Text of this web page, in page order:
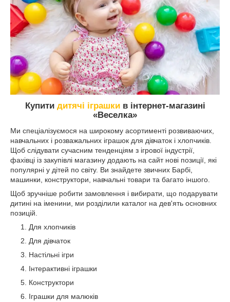
Купити дитячі іграшкив інтернет-магазині
«Веселка»
Ми спеціалізуємося на широкому асортименті розвиваючих,
навчальних і розважальних іграшок для дівчаток і хлопчиків.
Щоб слідувати сучасним тенденціям з ігрової індустрії,
фахівці із закупівлі магазину додають на сайт нові позиції, які
популярні у дітей по світу. Ви знайдете звичних Барбі,
машинки, конструктори, навчальні товари та багато іншого.
Щоб зручніше робити замовлення і вибирати, що подарувати
дитині на іменини, ми розділили каталог на дев'ять основних
позицій.
Для хлопчиків
Для дівчаток
Настільні ігри
Інтерактивні іграшки
Конструктори
Іграшки для малюків